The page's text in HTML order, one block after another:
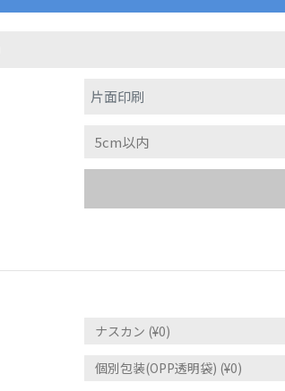
アクリルスタンド 片
面印刷 無地台座
片面印刷